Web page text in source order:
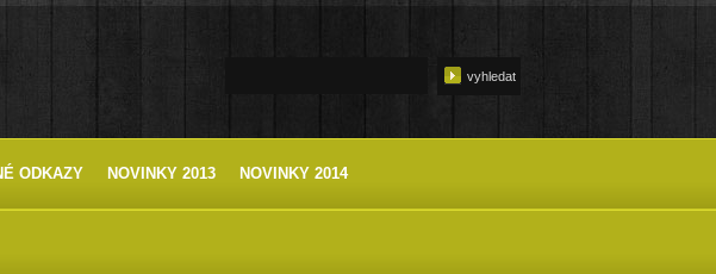
ODKAZY NOVINKY 2013 NOVINKY 2014